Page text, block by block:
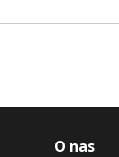
O nas